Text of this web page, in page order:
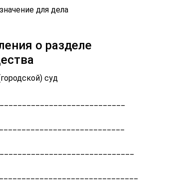
для дела
о разделе
суд